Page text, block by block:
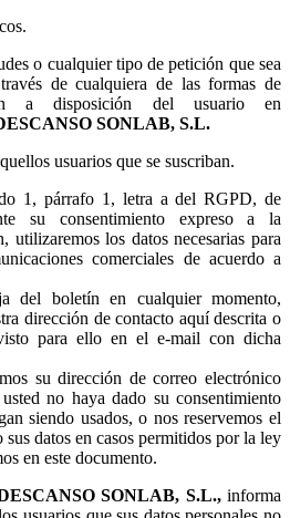
o cualquier tipo de petición que sea
de cualquiera de las formas de
a disposición del usuario en
SONLAB, S.L.
usuarios que se suscriban.
1, párrafo 1, letra a del RGPD, de
su consentimiento expreso a la
utilizaremos los datos necesarias para
comerciales de acuerdo a
del boletín en cualquier momento,
dirección de contacto aquí descrita o
para ello en el e-mail con dicha
su dirección de correo electrónico
no haya dado su consentimiento
siendo usados, o nos reservemos el
datos en casos permitidos por la ley
en este documento.
SONLAB, S.L.,informa